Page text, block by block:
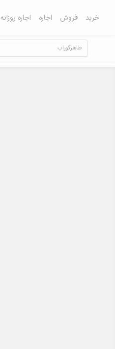
خرید فروش اجاره اجاره روزانه